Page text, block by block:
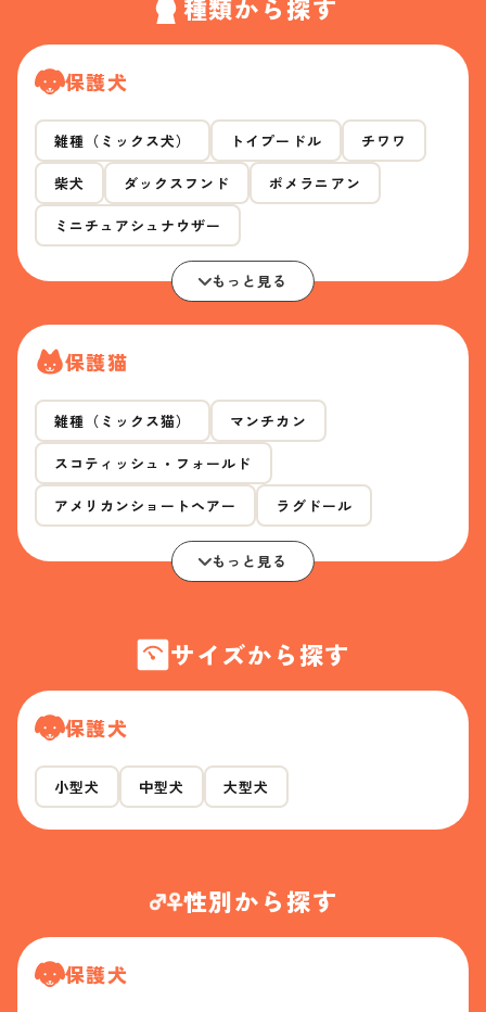
種類から探す
保護犬
雑種（ミックス犬） トイプードル チワワ
柴犬 ダックスフンド ポメラニアン
ミニチュアシュナウザー
もっと見る
保護猫
雑種（ミックス猫） マンチカン
スコティッシュ・フォールド
アメリカンショートヘアー ラグドール
もっと見る
サイズから探す
保護犬
小型犬 中型犬 大型犬
性別から探す
保護犬